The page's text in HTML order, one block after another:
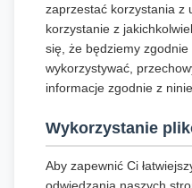
zaprzestać korzystania z
korzystanie z
się, że będziemy zgodnie
wykorzystywać,
informacje zgodnie z
Wykorzystanie
Aby zapewnić Ci